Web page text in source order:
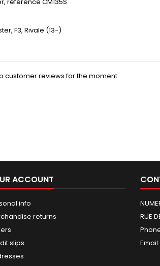
F3, Rivale (13-)
customer reviews for the moment.
ACCOUNT
info
returns
slips
RUE
Email: